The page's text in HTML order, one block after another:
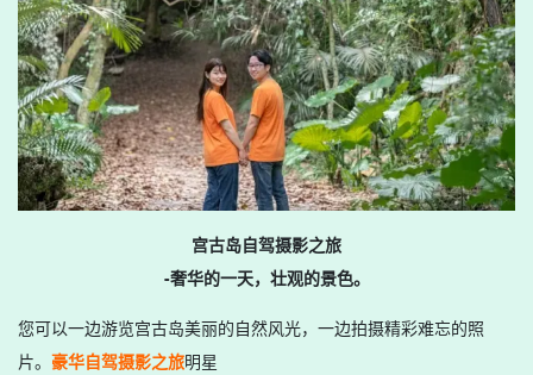
宫古岛自驾摄影之旅
-奢华的一天，壮观的景色。
您可以一边游览宫古岛美丽的自然风光，一边拍摄精彩难忘的照
片。 豪华自驾摄影之旅明星